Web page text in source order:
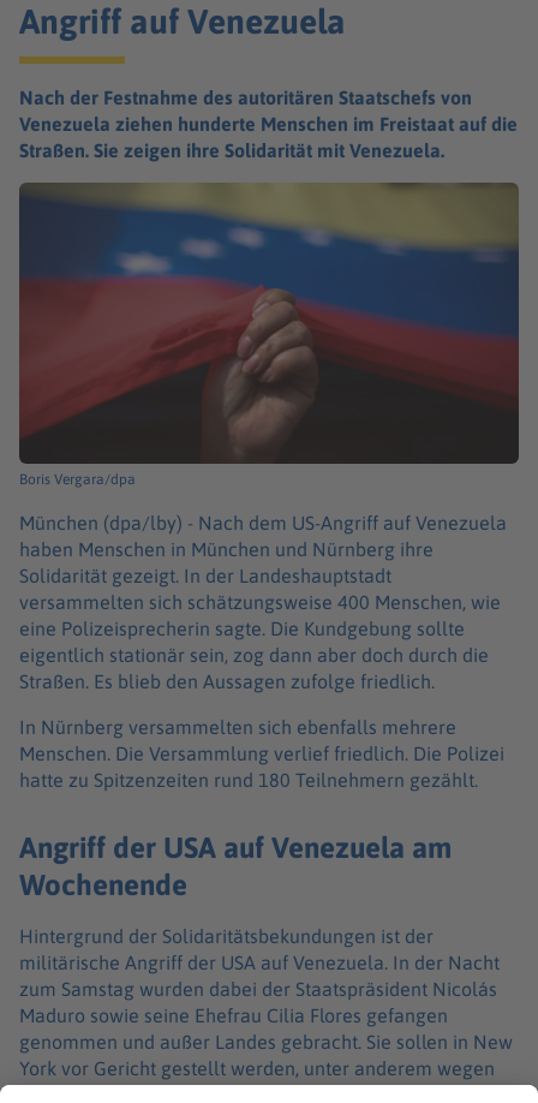
Angriff auf Venezuela
Nach der Festnahme des autoritären Staatschefs von
Venezuela ziehen hunderte Menschen im Freistaat auf die
Straßen. Sie zeigen ihre Solidarität mit Venezuela.
Boris Vergara/dpa
München (dpa/lby) - Nach dem US-Angriff auf Venezuela
haben Menschen in München und Nürnberg ihre
Solidarität gezeigt. In der Landeshauptstadt
versammelten sich schätzungsweise 400 Menschen, wie
eine Polizeisprecherin sagte. Die Kundgebung sollte
eigentlich stationär sein, zog dann aber doch durch die
Straßen. Es blieb den Aussagen zufolge friedlich.
In Nürnberg versammelten sich ebenfalls mehrere
Menschen. Die Versammlung verlief friedlich. Die Polizei
hatte zu Spitzenzeiten rund 180 Teilnehmern gezählt.
Angriff der USA auf Venezuela am
Wochenende
Hintergrund der Solidaritätsbekundungen ist der
militärische Angriff der USA auf Venezuela. In der Nacht
zum Samstag wurden dabei der Staatspräsident Nicolás
Maduro sowie seine Ehefrau Cilia Flores gefangen
genommen und außer Landes gebracht. Sie sollen in New
York vor Gericht gestellt werden, unter anderem wegen